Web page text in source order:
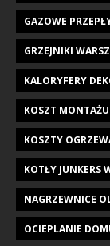
GAZOWE
GRZEJNIKI
KALORYFERY
KOSZT
KOSZTY
KOTŁY JUNKERS
NAGRZEWNICE
OCIEPLANIE